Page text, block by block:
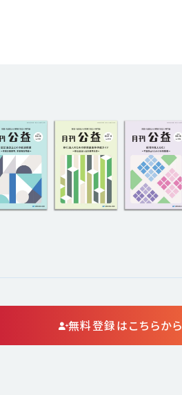
無料登録はこちらから